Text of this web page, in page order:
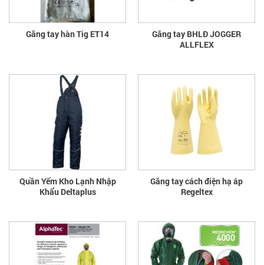
Găng tay hàn Tig ET14
Găng tay BHLĐ JOGGER
ALLFLEX
Quần Yếm Kho Lạnh Nhập
Khẩu Deltaplus
Găng tay cách điện hạ áp
Regeltex